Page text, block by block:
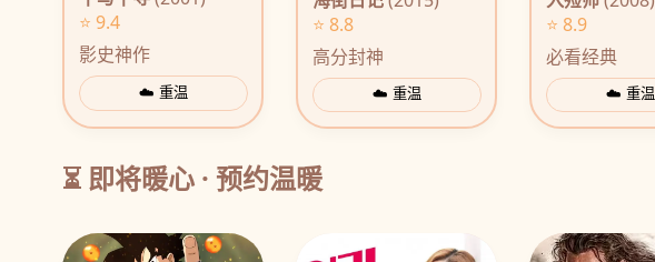
⭐ 9.4
影史神作
☁️ 重温
⭐ 8.8
高分封神
☁️ 重温
⭐ 8.9
必看经典
☁️ 重温
⏳ 即将暖心 · 预约温暖